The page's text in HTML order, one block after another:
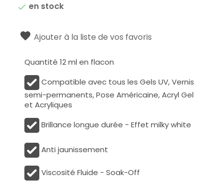
 en stock
Ajouter à la liste de vos favoris
Quantité 12 ml en flacon
Compatible avec tous les Gels UV, Vernis
semi-permanents, Pose Américaine, Acryl Gel
et Acryliques
Brillance longue durée - Effet milky white
Anti jaunissement
Viscosité Fluide - Soak-Off